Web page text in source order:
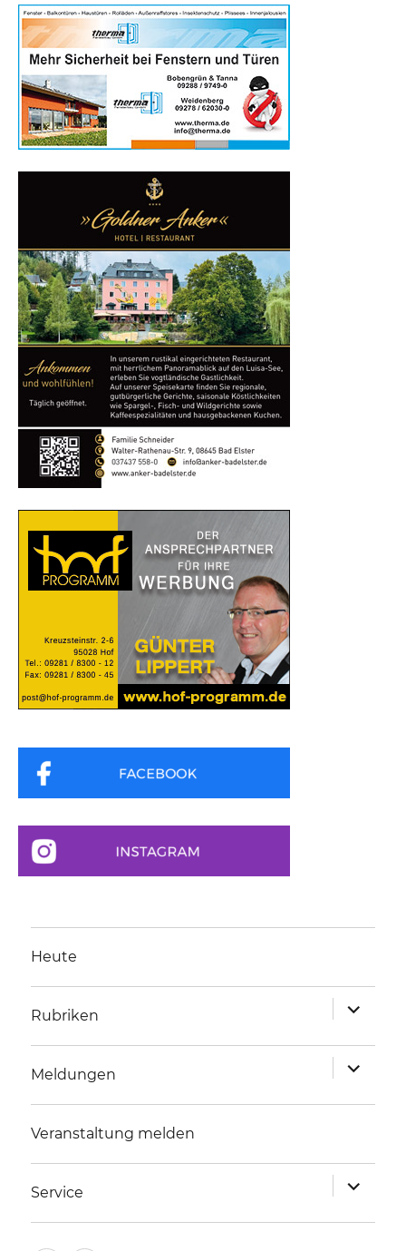
Heute
Rubriken
anzeigen
Meldungen
anzeigen
Veranstaltung melden
Service
anzeigen